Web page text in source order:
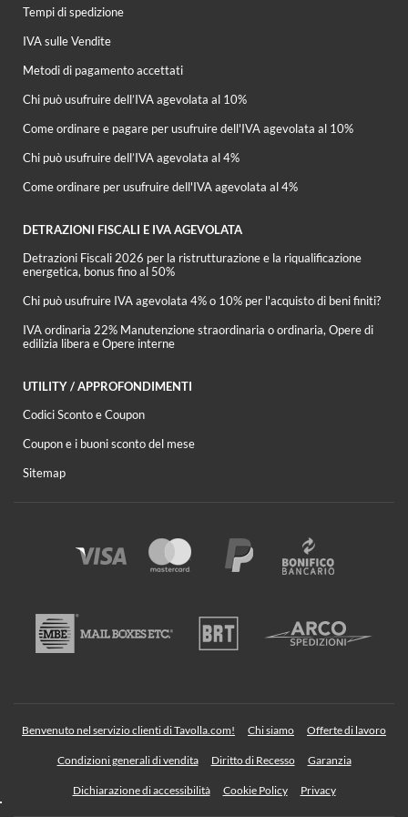
Tempi di spedizione
IVA sulle Vendite
Metodi di pagamento accettati
Chi può usufruire dell’IVA agevolata al 10%
Come ordinare e pagare per usufruire dell'IVA agevolata al 10%
Chi può usufruire dell’IVA agevolata al 4%
Come ordinare per usufruire dell'IVA agevolata al 4%
DETRAZIONI FISCALI E IVA AGEVOLATA
Detrazioni Fiscali 2026 per la ristrutturazione e la riqualificazione
energetica, bonus fino al 50%
Chi può usufruire IVA agevolata 4% o 10% per l'acquisto di beni finiti?
IVA ordinaria 22% Manutenzione straordinaria o ordinaria, Opere di
edilizia libera e Opere interne
UTILITY / APPROFONDIMENTI
Codici Sconto e Coupon
Coupon e i buoni sconto del mese
Sitemap
Benvenuto nel servizio clienti di Tavolla.com! Chi siamo Offerte di lavoro
Condizioni generali di vendita Diritto di Recesso Garanzia
Dichiarazione di accessibilità Cookie Policy Privacy